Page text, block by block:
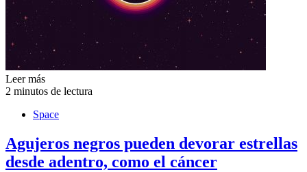
Leer más
2 minutos de lectura
Space
Agujeros negros pueden devorar estrellas
desde adentro, como el cáncer